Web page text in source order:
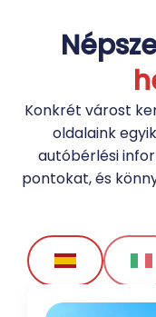
Konkrét várost
oldalaink
autóbérlési
pontokat, és